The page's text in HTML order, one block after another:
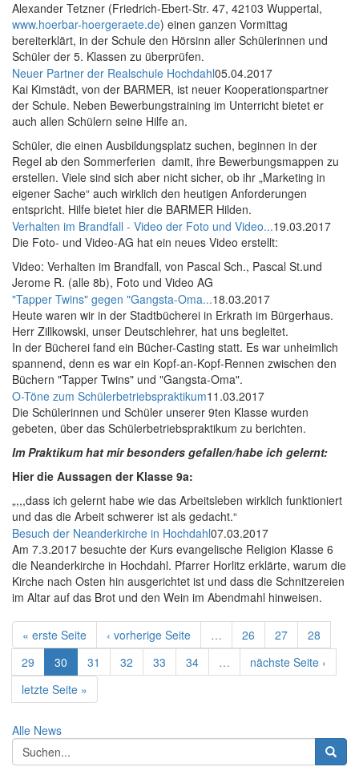
Alexander Tetzner (Friedrich-Ebert-Str. 47, 42103 Wuppertal,
www.hoerbar-hoergeraete.de) einen ganzen Vormittag
bereiterklärt, in der Schule den Hörsinn aller Schülerinnen und
Schüler der 5. Klassen zu überprüfen.
Neuer Partner der Realschule Hochdahl05.04.2017
Kai Kimstädt, von der BARMER, ist neuer Kooperationspartner
der Schule. Neben Bewerbungstraining im Unterricht bietet er
auch allen Schülern seine Hilfe an.
Schüler, die einen Ausbildungsplatz suchen, beginnen in der
Regel ab den Sommerferien damit, ihre Bewerbungsmappen zu
erstellen. Viele sind sich aber nicht sicher, ob ihr „Marketing in
eigener Sache“ auch wirklich den heutigen Anforderungen
entspricht. Hilfe bietet hier die BARMER Hilden.
Verhalten im Brandfall - Video der Foto und Video...19.03.2017
Die Foto- und Video-AG hat ein neues Video erstellt:
Video: Verhalten im Brandfall, von Pascal Sch., Pascal St.und
Jerome R. (alle 8b), Foto und Video AG
"Tapper Twins" gegen "Gangsta-Oma...18.03.2017
Heute waren wir in der Stadtbücherei in Erkrath im Bürgerhaus.
Herr Zillkowski, unser Deutschlehrer, hat uns begleitet.
In der Bücherei fand ein Bücher-Casting statt. Es war unheimlich
spannend, denn es war ein Kopf-an-Kopf-Rennen zwischen den
Büchern "Tapper Twins" und "Gangsta-Oma".
O-Töne zum Schülerbetriebspraktikum11.03.2017
Die Schülerinnen und Schüler unserer 9ten Klasse wurden
gebeten, über das Schülerbetriebspraktikum zu berichten.
Im Praktikum hat mir besonders gefallen/habe ich gelernt:
Hier die Aussagen der Klasse 9a:
„,,,dass ich gelernt habe wie das Arbeitsleben wirklich funktioniert
und das die Arbeit schwerer ist als gedacht.“
Besuch der Neanderkirche in Hochdahl07.03.2017
Am 7.3.2017 besuchte der Kurs evangelische Religion Klasse 6
die Neanderkirche in Hochdahl. Pfarrer Horlitz erklärte, warum die
Kirche nach Osten hin ausgerichtet ist und dass die Schnitzereien
im Altar auf das Brot und den Wein im Abendmahl hinweisen.
« erste Seite ‹ vorherige Seite … 26 27
28
29
30 31 32 33 34 …
nächste Seite ›
letzte Seite »
Alle News
Suchformular